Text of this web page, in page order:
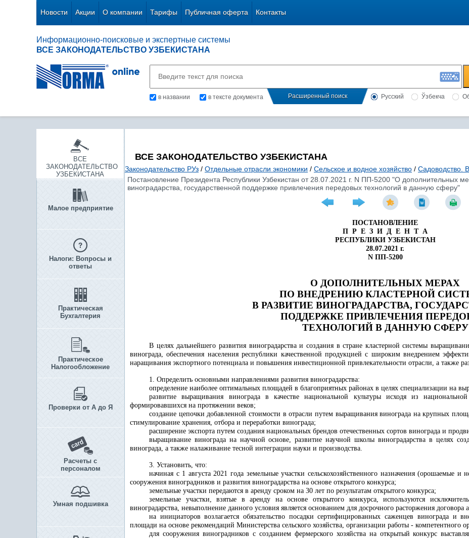
Новости Акции О компании Тарифы Публичная оферта Контакты
Информационно-поисковые и экспертные системы
ВСЕ ЗАКОНОДАТЕЛЬСТВО УЗБЕКИСТАНА
в названии в тексте документа Расширенный поиск Русский Ўзбекча
ВСЕ
ЗАКОНОДАТЕЛЬСТВО
УЗБЕКИСТАНА
Малое предприятие
Налоги: Вопросы и
ответы
Практическая
Бухгалтерия
Практическое
Налогообложение
Проверки от А до Я
Расчеты с
персоналом
Умная подшивка
ВСЕ ЗАКОНОДАТЕЛЬСТВО УЗБЕКИСТАНА
Законодательство РУз / Отдельные отрасли экономики / Сельское и водное хозяйство / Садоводство.
Постановление Президента Республики Узбекистан от 28.07.2021 г. N ПП-5200 "О дополнительных
виноградарства, государственной поддержке привлечения передовых технологий в данную сферу"
ПОСТАНОВЛЕНИЕ
П Р Е З И Д Е Н Т А
РЕСПУБЛИКИ УЗБЕКИСТАН
28.07.2021 г.
N ПП-5200
О ДОПОЛНИТЕЛЬНЫХ МЕРАХ
ПО ВНЕДРЕНИЮ КЛАСТЕРНОЙ
В РАЗВИТИЕ ВИНОГРАДАРСТВА,
ПОДДЕРЖКЕ ПРИВЛЕЧЕНИЯ
ТЕХНОЛОГИЙ В ДАННУЮ СФЕРУ
В целях дальнейшего развития виноградарства и создания в стране кластерной системы
винограда, обеспечения населения республики качественной продукцией с широким внедрением
наращивания экспортного потенциала и повышения инвестиционной привлекательности отрасли, а также
1. Определить основными направлениями развития виноградарства:
определение наиболее оптимальных площадей в благоприятных районах в целях специализации на
развитие выращивания винограда в качестве национальной культуры исходя из
формировавшихся на протяжении веков;
создание цепочки добавленной стоимости в отрасли путем выращивания винограда на крупных
стимулирование хранения, отбора и переработки винограда;
расширение экспорта путем создания национальных брендов отечественных сортов винограда и
выращивание винограда на научной основе, развитие научной школы виноградарства в целях
винограда, а также налаживание тесной интеграции науки и производства.
3. Установить, что:
начиная с 1 августа 2021 года земельные участки сельскохозяйственного назначения (орошаемые
сооружения виноградников и развития виноградарства на основе открытого конкурса;
земельные участки передаются в аренду сроком на 30 лет по результатам открытого конкурса;
земельные участки, взятые в аренду на основе открытого конкурса, используются
виноградарства, невыполнение данного условия является основанием для досрочного расторжения договора
на инициаторов возлагается обязательство посадки сертифицированных саженцев винограда и
площади на основе рекомендаций Министерства сельского хозяйства, организации работы - компетентного
для сооружения виноградников с созданием фермерского хозяйства на открытый конкурс